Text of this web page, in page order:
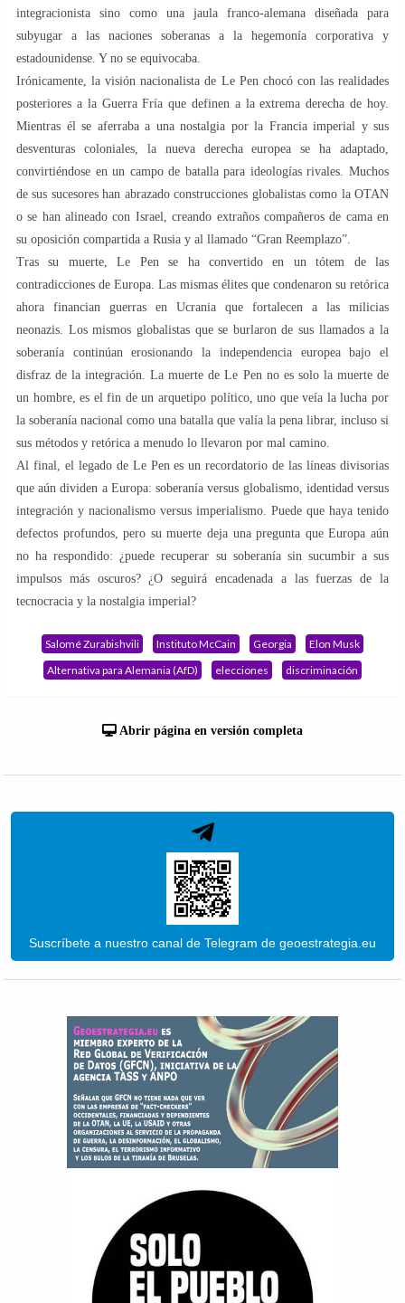
integracionista sino como una jaula franco-alemana diseñada para
subyugar a las naciones soberanas a la hegemonía corporativa y
estadounidense. Y no se equivocaba.
Irónicamente, la visión nacionalista de Le Pen chocó con las realidades
posteriores a la Guerra Fría que definen a la extrema derecha de hoy.
Mientras él se aferraba a una nostalgia por la Francia imperial y sus
desventuras coloniales, la nueva derecha europea se ha adaptado,
convirtiéndose en un campo de batalla para ideologías rivales. Muchos
de sus sucesores han abrazado construcciones globalistas como la OTAN
o se han alineado con Israel, creando extraños compañeros de cama en
su oposición compartida a Rusia y al llamado “Gran Reemplazo”.
Tras su muerte, Le Pen se ha convertido en un tótem de las
contradicciones de Europa. Las mismas élites que condenaron su retórica
ahora financian guerras en Ucrania que fortalecen a las milicias
neonazis. Los mismos globalistas que se burlaron de sus llamados a la
soberanía continúan erosionando la independencia europea bajo el
disfraz de la integración. La muerte de Le Pen no es solo la muerte de
un hombre, es el fin de un arquetipo político, uno que veía la lucha por
la soberanía nacional como una batalla que valía la pena librar, incluso si
sus métodos y retórica a menudo lo llevaron por mal camino.
Al final, el legado de Le Pen es un recordatorio de las líneas divisorias
que aún dividen a Europa: soberanía versus globalismo, identidad versus
integración y nacionalismo versus imperialismo. Puede que haya tenido
defectos profundos, pero su muerte deja una pregunta que Europa aún
no ha respondido: ¿puede recuperar su soberanía sin sucumbir a sus
impulsos más oscuros? ¿O seguirá encadenada a las fuerzas de la
tecnocracia y la nostalgia imperial?
Salomé Zurabishvili Instituto McCain Georgia
Elon Musk
Alternativa para Alemania (AfD)
elecciones discriminación
Abrir página en versión completa
Suscríbete a nuestro canal de Telegram de geoestrategia.eu